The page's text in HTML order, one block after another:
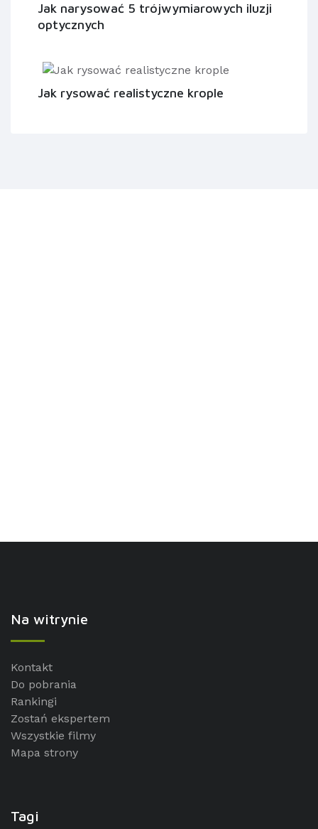
Jak narysować 5 trójwymiarowych iluzji
optycznych
Jak rysować realistyczne krople
Na witrynie
Kontakt
Do pobrania
Rankingi
Zostań ekspertem
Wszystkie filmy
Mapa strony
Tagi